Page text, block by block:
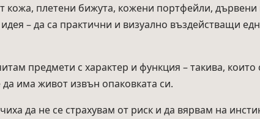
плетени бижута, кожени портфейли, дървени
– да са практични и визуално въздействащи
предмети с характер и функция – такива, които
има живот извън опаковката си.
да не се страхувам от риск и да вярвам на